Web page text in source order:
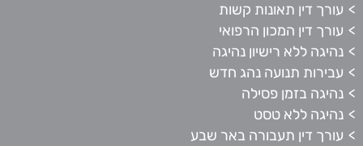
עורך דין תאונות קשות
עורך דין המכון הרפואי
נהיגה ללא רישיון נהיגה
עבירות תנועה נהג חדש
נהיגה בזמן פסילה
נהיגה ללא טסט
עורך דין תעבורה באר שבע